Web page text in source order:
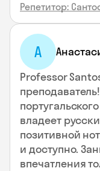
Репетитор:
А
Professor
владеет
позитивной
и доступно.
впечатления